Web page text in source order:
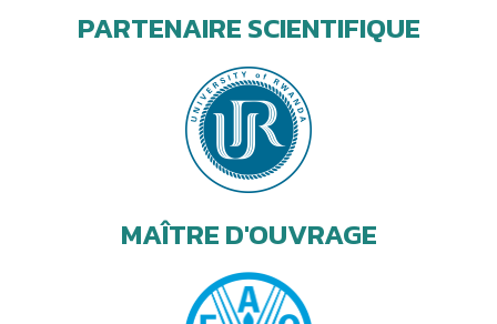
PARTENAIRE SCIENTIFIQUE
MAÎTRE D'OUVRAGE